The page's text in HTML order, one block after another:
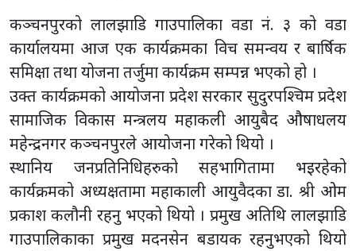
कञ्चनपुरको लालझाडि गाउपालिका वडा नं. ३ को वडा
कार्यालयमा आज एक कार्यक्रमका विच समन्वय र बार्षिक
समिक्षा तथा योजना तर्जुमा कार्यक्रम सम्पन्न भएको हो ।
उक्त कार्यक्रमको आयोजना प्रदेश सरकार सुदुरपश्चिम प्रदेश
सामाजिक विकास मन्त्रलय महाकली आयुबैद औषाधलय
महेन्द्रनगर कञ्चनपुरले आयोजना गरेको थियो ।
स्थानिय जनप्रतिनिधिहरुको सहभागितामा भइरहेको
कार्यक्रमको अध्यक्षतामा महाकाली आयुवैदका डा. श्री ओम
प्रकाश कलौनी रहनु भएको थियो । प्रमुख अतिथि लालझाडि
गाउपालिकाका प्रमुख मदनसेन बडायक रहनुभएको थियो